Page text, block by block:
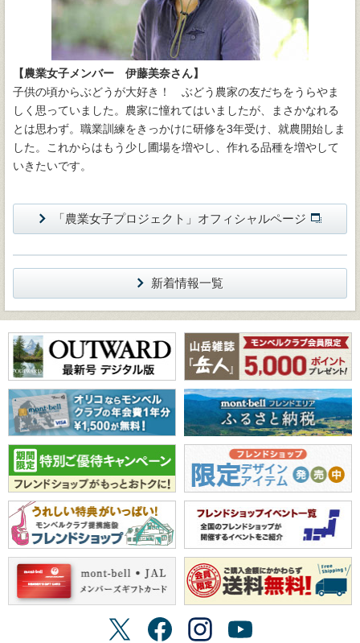
【農業女子メンバー 伊藤美奈さん】
子供の頃からぶどうが大好き！ ぶどう農家の友だちをうらやま
しく思っていました。農家に憧れてはいましたが、まさかなれる
とは思わず。職業訓練をきっかけに研修を3年受け、就農開始しま
した。これからはもう少し圃場を増やし、作れる品種を増やして
いきたいです。
「農業女子プロジェクト」オフィシャルページ
新着情報一覧